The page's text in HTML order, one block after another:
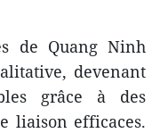
de Quang Ninh
devenant
grâce à des
liaison efficaces.